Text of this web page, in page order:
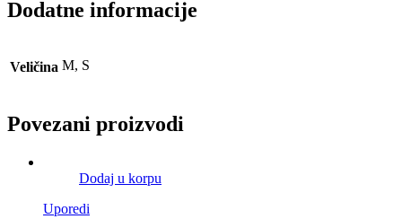
Dodatne informacije
Veličina M, S
Povezani proizvodi
Dodaj u korpu
Uporedi